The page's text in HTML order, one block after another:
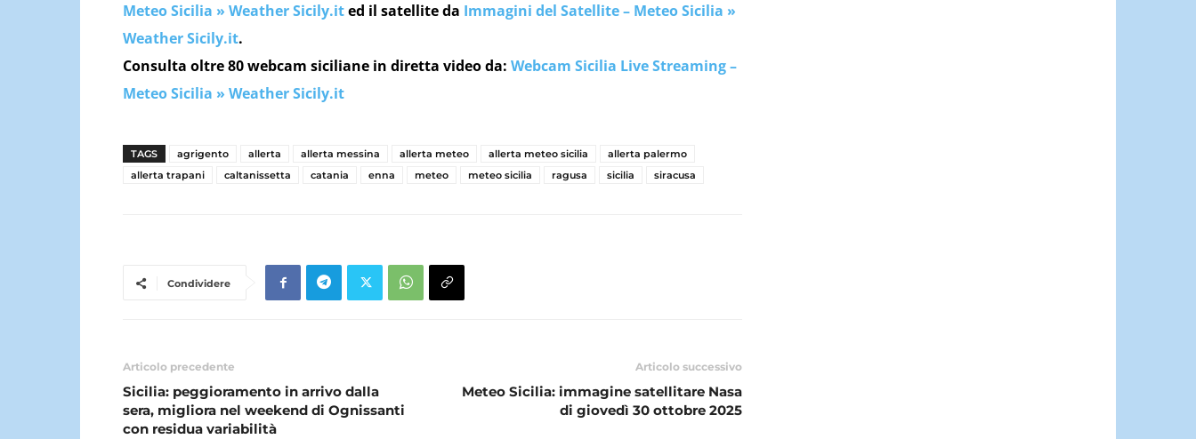
Meteo Sicilia » Weather Sicily.ited il satellite da Immagini del Satellite – Meteo Sicilia »
Weather Sicily.it.
Consulta oltre 80 webcam siciliane in diretta video da: Webcam Sicilia Live Streaming –
Meteo Sicilia » Weather Sicily.it
TAGS agrigento allerta allerta messina allerta meteo allerta meteo sicilia
allerta palermo
allerta trapani
caltanissetta catania enna meteo meteo sicilia ragusa sicilia siracusa
Condividere
Articolo precedente
Sicilia: peggioramento in arrivo dalla
sera, migliora nel weekend di Ognissanti
con residua variabilità
Articolo successivo
Meteo Sicilia: immagine satellitare Nasa
di giovedì 30 ottobre 2025